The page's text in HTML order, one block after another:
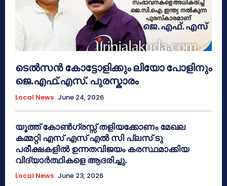
ടെൽസൻ കോട്ടോളിക്കും ലിയോ പോളിനും
ജെ.എഫ്.എസ്. പുരസ്കാരം
Local News June 24, 2026
യൂത്ത് കോൺഗ്രസ്സ് തളിയക്കോണം മേഖല
കമ്മറ്റി എസ് എസ് എൽ സി പ്ലസ് ടു
പരീക്ഷകളിൽ ഉന്നതവിജയം കരസ്ഥമാക്കിയ
വിദ്യാർത്ഥികളെ ആദരിച്ചു.
Local News June 23, 2026